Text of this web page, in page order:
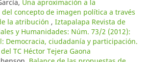
Una aproximación a la
concepto de imagen política a través
la atribución , Iztapalapa Revista de
y Humanidades: Núm. 73/2 (2012):
Democracia, ciudadanía y participación.
TC Héctor Tejera Gaona